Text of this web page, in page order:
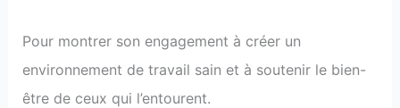
Pour montrer son engagement à créer un
environnement de travail sain et à soutenir le bien-
être de ceux qui l’entourent.